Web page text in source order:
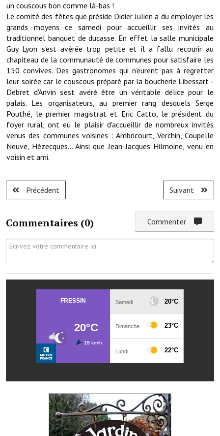
VOTRE MAIRIE
Elus et agents
L'équipe municipale
Le personnel municipal
Les moyens financiers
Note de synthèse financière
Rapport d'orientation budgétaire
Actions et projets
Projets et travaux en cours
Procès verbaux des conseils municipaux
Communication
Le bulletin municipal : Fressinfo & Le Fressinois
Le village dans l'intercommunalité
Communauté de communes
Les réseaux partenaires
L'association des maires
Le conseil départemental
VILLE PRATIQUE
un couscous bon comme là-bas !
Le comité des fêtes que préside Didier Julien a du employer les
grands moyens ce samedi pour accueillir ses invités au
traditionnel banquet de ducasse. En effet la salle municipale
Guy Lyon s'est avérée trop petite et il a fallu recourir au
chapiteau de la communauté de communes pour satisfaire les
150 convives. Des gastronomes qui n'eurent pas à regretter
leur soirée car le couscous préparé par la boucherie Libessart -
Debret d'Anvin s'est avéré être un véritable délice pour le
palais. Les organisateurs, au premier rang desquels Serge
Pouthé, le premier magistrat et Eric Catto, le président du
foyer rural, ont eu le plaisir d'accueillir de nombreux invités
venus des communes voisines : Ambricourt, Verchin, Coupelle
Neuve, Hézecques... Ainsi que Jean-Jacques Hilmoine, venu en
voisin et ami.
Précédent Suivant
Commentaires (0)